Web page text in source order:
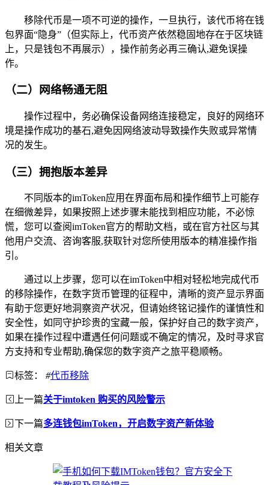
移除代币是一项不可逆的操作，一旦执行，该代币将在钱
包界面“隐身”（但实际上，代币资产依然稳固地存在于区块链
上，只是钱包不再展示），操作前务必再三确认,避免误操
作。
（二）网络畅通无阻
操作过程中，务必确保设备网络连接稳定，良好的网络环
境是操作成功的基石,避免因网络波动导致操作失败或异常情
况的发生。
（三）拥抱版本差异
不同版本的imToken应用在界面布局和操作细节上可能存
在细微差异，如果按照上述步骤未能找到相应功能，不必惊
慌，您可以查阅imToken官方的帮助文档，或在官方社区与其
他用户交流、咨询客服,获取针对您所使用版本的精准操作指
引。
通过以上步骤，您可以在imToken中相对轻松地完成代币
的移除操作，在数字货币管理的征程中，清晰的资产显示界面
有助于您更好地洞察资产状况，但请始终铭记操作的谨慎性和
安全性，如同守护珍贵的宝藏一般，保护好自己的数字资产，
如果在操作过程中遭遇任何问题或不确定的情况，及时寻求官
方支持和专业帮助,确保您的数字资产之旅平稳顺畅。
标签： #代币移除
上一篇关于imtoken 购买的风险警示
下一篇多连钱包imToken，开启数字资产新体验
相关文章